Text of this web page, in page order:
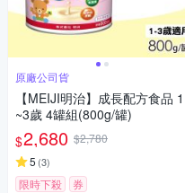
原廠公司貨
【MEIJI明治】成長配方食品 1
~3歲 4罐組(800g/罐)
$2,680 $2,780
5 (3)
限時下殺 券